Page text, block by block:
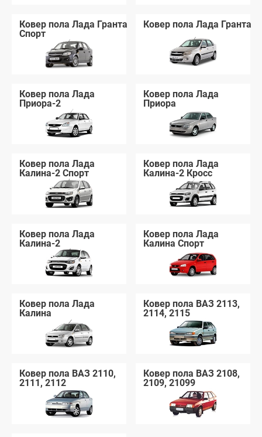
Ковер пола Лада Гранта
Спорт
Ковер пола Лада Гранта
Ковер пола Лада
Приора-2
Ковер пола Лада
Приора
Ковер пола Лада
Калина-2 Спорт
Ковер пола Лада
Калина-2 Кросс
Ковер пола Лада
Калина-2
Ковер пола Лада
Калина Спорт
Ковер пола Лада
Калина
Ковер пола ВАЗ 2113,
2114, 2115
Ковер пола ВАЗ 2110,
2111, 2112
Ковер пола ВАЗ 2108,
2109, 21099